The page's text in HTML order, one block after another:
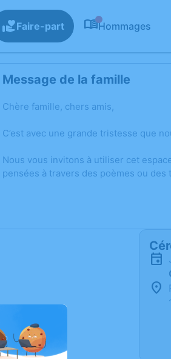
Faire-part Hommages
Message de la famille
Chère famille, chers amis,
C’est avec une grande tristesse que
Nous vous invitons à utiliser cet
pensées à travers des poèmes ou